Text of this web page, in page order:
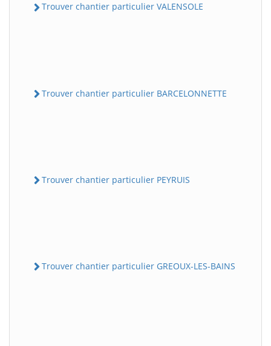
Trouver chantier particulier VALENSOLE
Trouver chantier particulier BARCELONNETTE
Trouver chantier particulier PEYRUIS
Trouver chantier particulier GREOUX-LES-BAINS